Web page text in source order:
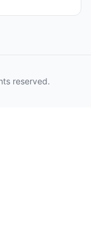
reserved.